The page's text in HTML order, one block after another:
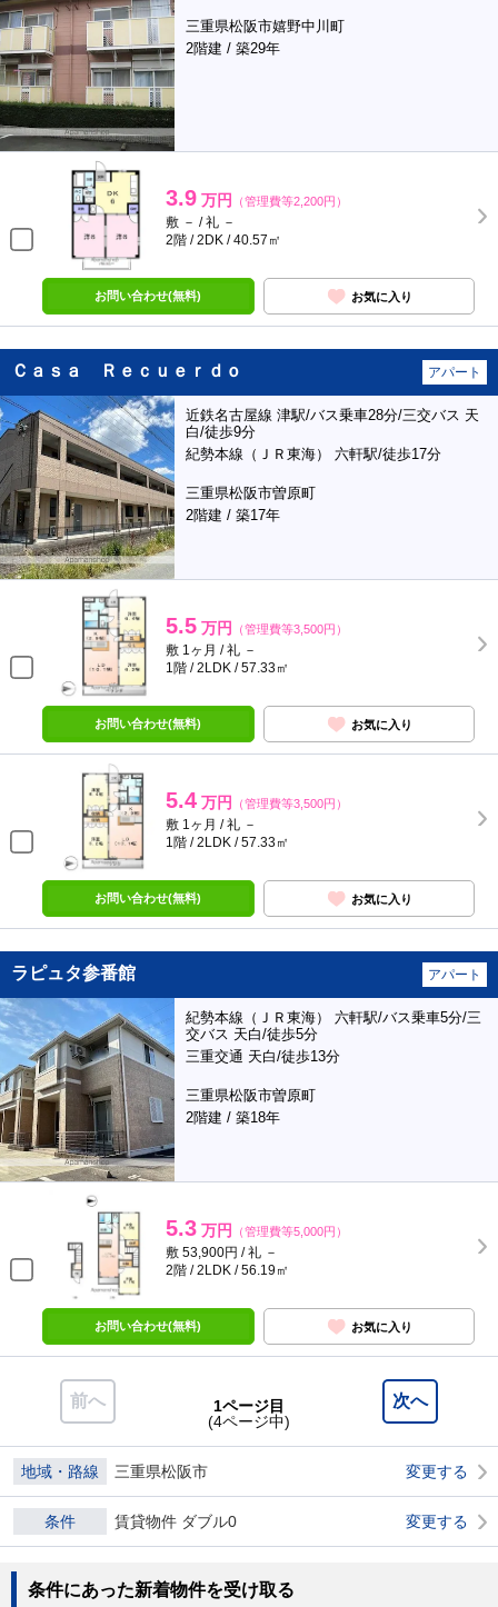
三重県松阪市嬉野中川町
2階建 / 築29年
3.9 万円 （管理費等2,200円）
敷 － / 礼 －
2階 / 2DK / 40.57㎡
お問い合わせ(無料) お気に入り
Ｃａｓａ Ｒｅｃｕｅｒｄｏ アパート
近鉄名古屋線 津駅/バス乗車28分/三交バス 天
白/徒歩9分
紀勢本線（ＪＲ東海） 六軒駅/徒歩17分
三重県松阪市曽原町
2階建 / 築17年
5.5 万円 （管理費等3,500円）
敷 1ヶ月 / 礼 －
1階 / 2LDK / 57.33㎡
お問い合わせ(無料) お気に入り
5.4 万円 （管理費等3,500円）
敷 1ヶ月 / 礼 －
1階 / 2LDK / 57.33㎡
お問い合わせ(無料) お気に入り
ラピュタ参番館 アパート
紀勢本線（ＪＲ東海） 六軒駅/バス乗車5分/三
交バス 天白/徒歩5分
三重交通 天白/徒歩13分
三重県松阪市曽原町
2階建 / 築18年
5.3 万円 （管理費等5,000円）
敷 53,900円 / 礼 －
2階 / 2LDK / 56.19㎡
お問い合わせ(無料) お気に入り
前へ 次へ
1ページ目
(4ページ中)
地域・路線 三重県松阪市 変更する
条件 賃貸物件 ダブル0 変更する
条件にあった新着物件を受け取る